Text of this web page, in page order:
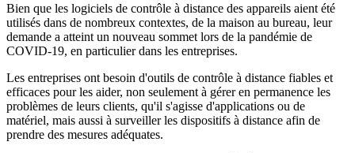
Bien que les logiciels de contrôle à distance des appareils aient été
utilisés dans de nombreux contextes, de la maison au bureau, leur
demande a atteint un nouveau sommet lors de la pandémie de
COVID-19, en particulier dans les entreprises.
Les entreprises ont besoin d'outils de contrôle à distance fiables et
efficaces pour les aider, non seulement à gérer en permanence les
problèmes de leurs clients, qu'il s'agisse d'applications ou de
matériel, mais aussi à surveiller les dispositifs à distance afin de
prendre des mesures adéquates.